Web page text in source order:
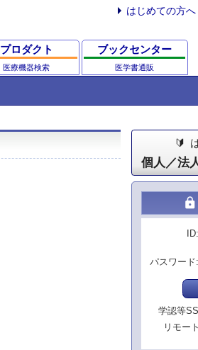
はじめての方へ
プロダクト
医療機器検索
ブックセンター
医学書通販
個人／法
lock
ID
パスワード
学認等
リモー